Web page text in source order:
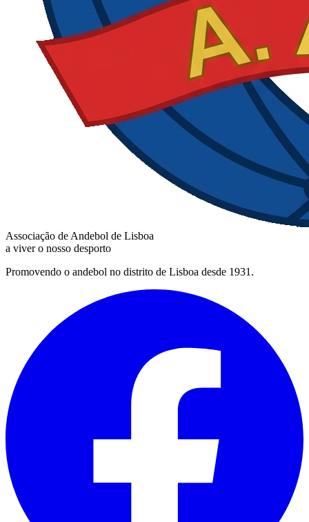
Associação de Andebol de Lisboa
a viver o nosso desporto
Promovendo o andebol no distrito de Lisboa desde 1931.